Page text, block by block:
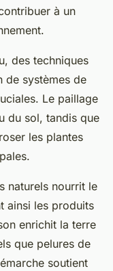
à un
des techniques
de systèmes de
Le paillage
du sol, tandis que
les plantes
naturels nourrit le
ainsi les produits
enrichit la terre
que pelures de
soutient